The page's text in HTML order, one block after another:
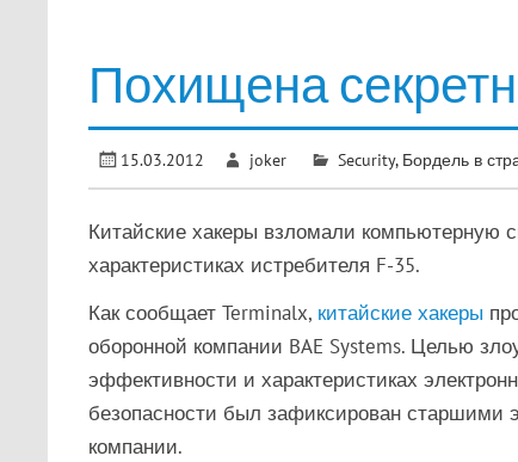
Похищена
15.03.2012 joker Security, Бордель в
Китайские хакеры взломали компьютерную
характеристиках истребителя F-35.
Как сообщает Terminalx, китайские хакеры
оборонной компании BAE Systems. Целью
эффективности и характеристиках
безопасности был зафиксирован старшими
компании.